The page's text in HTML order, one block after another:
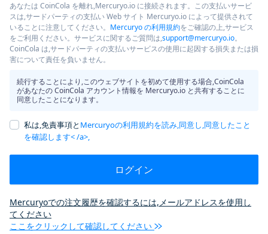
あなたは CoinCola を離れ,Mercuryo.io に接続されます。この支払いサービ
スは,サードパーティの支払い Web サイト Mercuryo.io によって提供されて
いることに注意してください。 Mercuryo の利用規約をご確認の上,サービス
をご利用ください。サービスに関するご質問は,support@mercuryo.io。
CoinCola は,サードパーティの支払いサービスの使用に起因する損失または損
害について責任を負いません。
続行することにより,このウェブサイトを初めて使用する場合,CoinCola
があなたの CoinCola アカウント情報を Mercuryo.io と共有することに
同意したことになります。
私は,免責事項と Mercuryoの利用規約を読み,同意し,同意したこと
を確認します< /a>,
ログイン
Mercuryoでの注文履歴を確認するには,メールアドレスを使用し
てください
ここをクリックして確認してください